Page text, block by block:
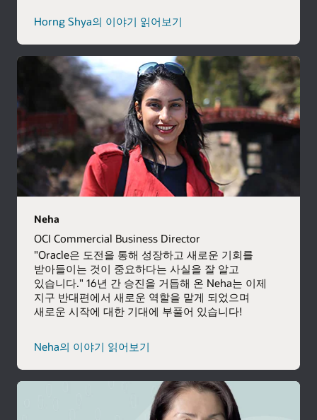
Horng Shya의 이야기 읽어보기
Neha
OCI Commercial Business Director
"Oracle은 도전을 통해 성장하고 새로운 기회를
받아들이는 것이 중요하다는 사실을 잘 알고
있습니다." 16년 간 승진을 거듭해 온 Neha는 이제
지구 반대편에서 새로운 역할을 맡게 되었으며
새로운 시작에 대한 기대에 부풀어 있습니다!
Neha의 이야기 읽어보기